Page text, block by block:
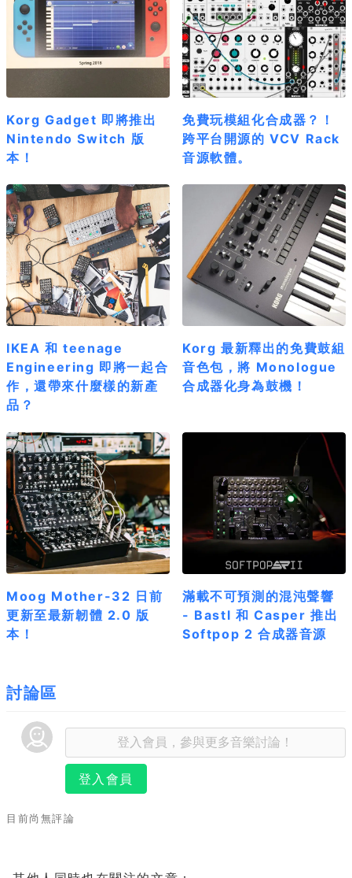
Korg Gadget 即將推出
Nintendo Switch 版
本！
免費玩模組化合成器？！
跨平台開源的 VCV Rack
音源軟體。
IKEA 和 teenage
Engineering 即將一起合
作，還帶來什麼樣的新產
品？
Korg 最新釋出的免費鼓組
音色包，將 Monologue
合成器化身為鼓機！
Moog Mother-32 日前
更新至最新韌體 2.0 版
本！
滿載不可預測的混沌聲響
- Bastl 和 Casper 推出
Softpop 2 合成器音源
討論區
登入會員
目前尚無評論